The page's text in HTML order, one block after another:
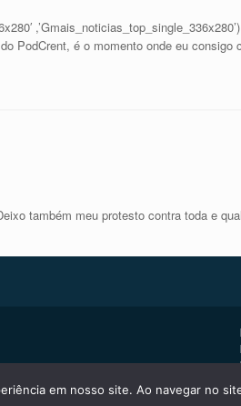
PodCrent, é o momento onde eu consigo
também meu protesto contra toda e
em nosso site. Ao navegar no